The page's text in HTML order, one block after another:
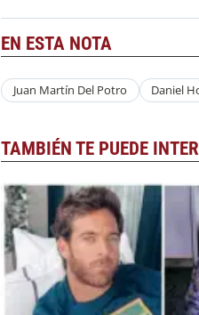
EN ESTA NOTA
Juan Martín Del Potro Daniel
TAMBIÉN TE PUEDE